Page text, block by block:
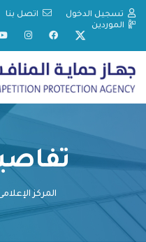
تسجيل الدخول اتصل بنا
الموردين
المركز